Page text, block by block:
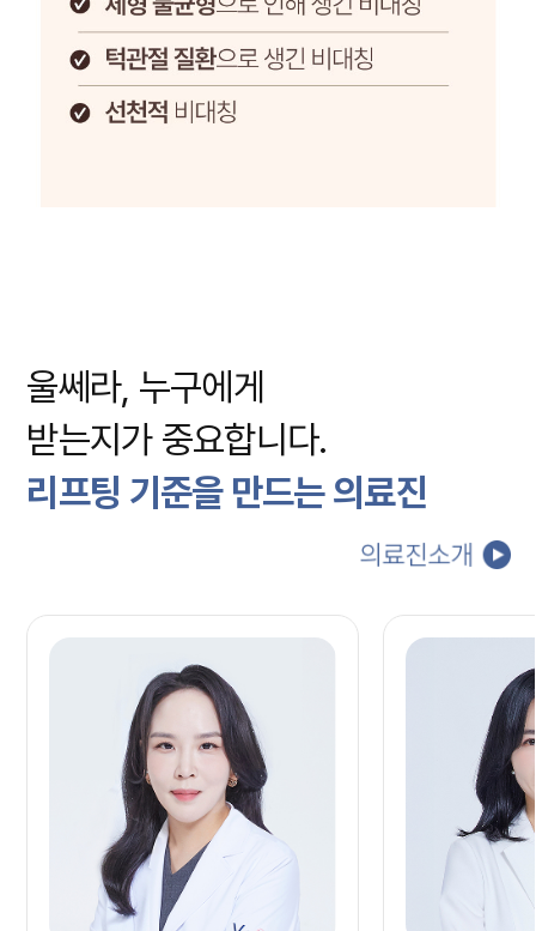
울쎄라, 누구에게
받는지가 중요합니다.
리프팅 기준을 만드는 의료진